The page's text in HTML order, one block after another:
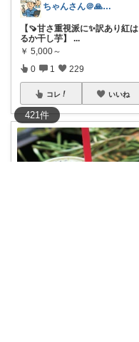
421件
ちゃんさん＠🙏kansya👶1👶0
【🍠甘さ重視派に✨訳あり紅は
るか干し芋】 ...
￥ 5,000～
0 1 229
コレ いいね